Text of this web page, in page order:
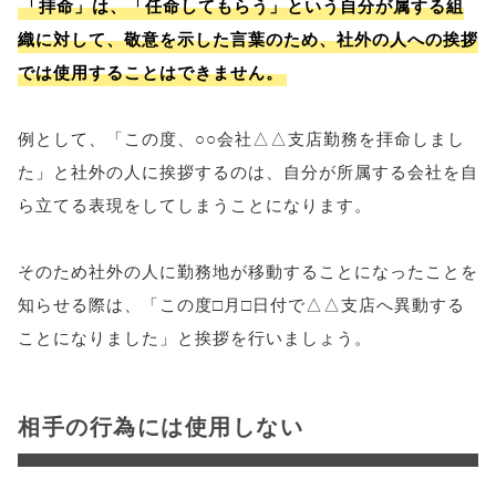
「拝命」は、「任命してもらう」という自分が属する組
織に対して、敬意を示した言葉のため、社外の人への挨拶
では使用することはできません。
例として、「この度、○○会社△△支店勤務を拝命しまし
た」と社外の人に挨拶するのは、自分が所属する会社を自
ら立てる表現をしてしまうことになります。
そのため社外の人に勤務地が移動することになったことを
知らせる際は、「この度□月□日付で△△支店へ異動する
ことになりました」と挨拶を行いましょう。
相手の行為には使用しない